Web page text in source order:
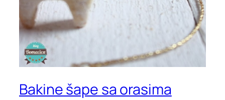
Bakine šape sa orasima